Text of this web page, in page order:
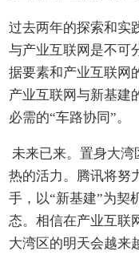
过去两年的探索和实
与产业互联网是不可
据要素和产业互联
产业互联网与新基建
必需的“车路协同”。
未来已来。置身大
热的活力。腾讯将努
手，以“新基建”为契
态。相信在产业互联
大湾区的明天会越来